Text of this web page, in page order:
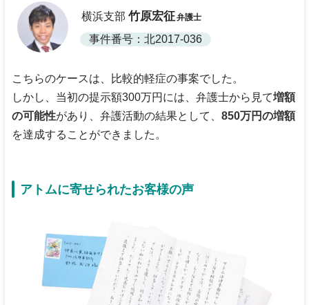
横浜支部 竹原宏征弁護士
事件番号：北2017-036
こちらのケースは、比較的軽症の事案でした。
しかし、当初の提示額300万円には、弁護士から見て増額
の可能性があり、弁護活動の結果として、 850万円の増額
を達成することができました。
アトムに寄せられたお客様の声